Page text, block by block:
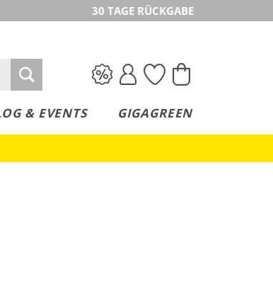
30 TAGE RÜCKGABE
& EVENTS GIGAGREEN